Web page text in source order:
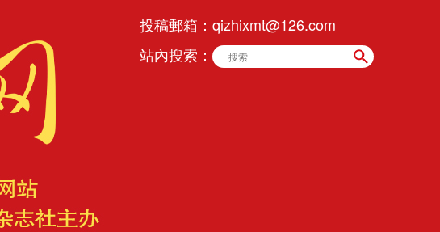
投稿郵箱： qizhixmt@126.com
站內搜索：